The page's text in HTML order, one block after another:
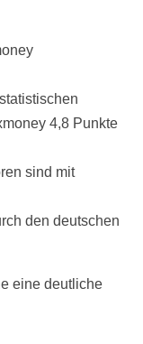
4,8 Punkte
sind mit
den deutschen
eine deutliche